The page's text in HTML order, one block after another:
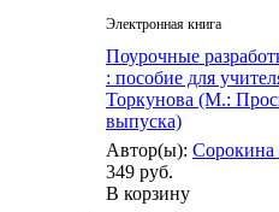
Электронная книга
Поурочные
: пособие для
Торкунова (М.:
выпуска)
Автор(ы):
349 руб.
В корзину